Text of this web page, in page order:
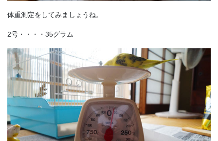
体重測定をしてみましょうね。
2号・・・・35グラム